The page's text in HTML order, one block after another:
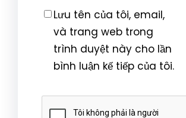
Lưu tên của tôi, email,
và trang web trong
trình duyệt này cho lần
bình luận kế tiếp của tôi.